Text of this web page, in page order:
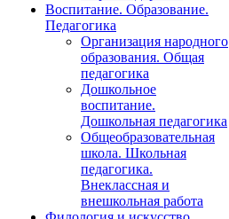
Воспитание. Образование.
Педагогика
Организация народного
образования. Общая
педагогика
Дошкольное
воспитание.
Дошкольная педагогика
Общеобразовательная
школа. Школьная
педагогика.
Внеклассная и
внешкольная работа